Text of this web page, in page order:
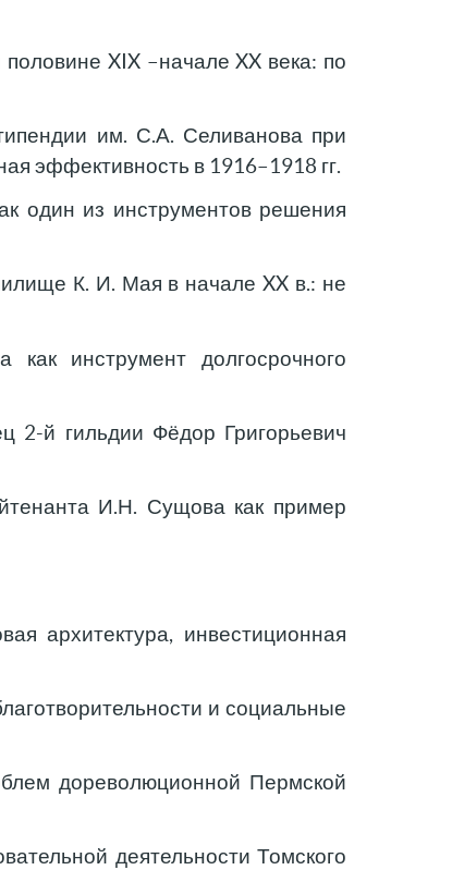
XIX –начале XX века: по
им. С.А. Селиванова при
эффективность в 1916–1918 гг.
один из инструментов решения
К. И. Мая в начале XX в.: не
инструмент долгосрочного
2-й гильдии Фёдор Григорьевич
И.Н. Сущова как пример
архитектура, инвестиционная
и социальные
дореволюционной Пермской
деятельности Томского